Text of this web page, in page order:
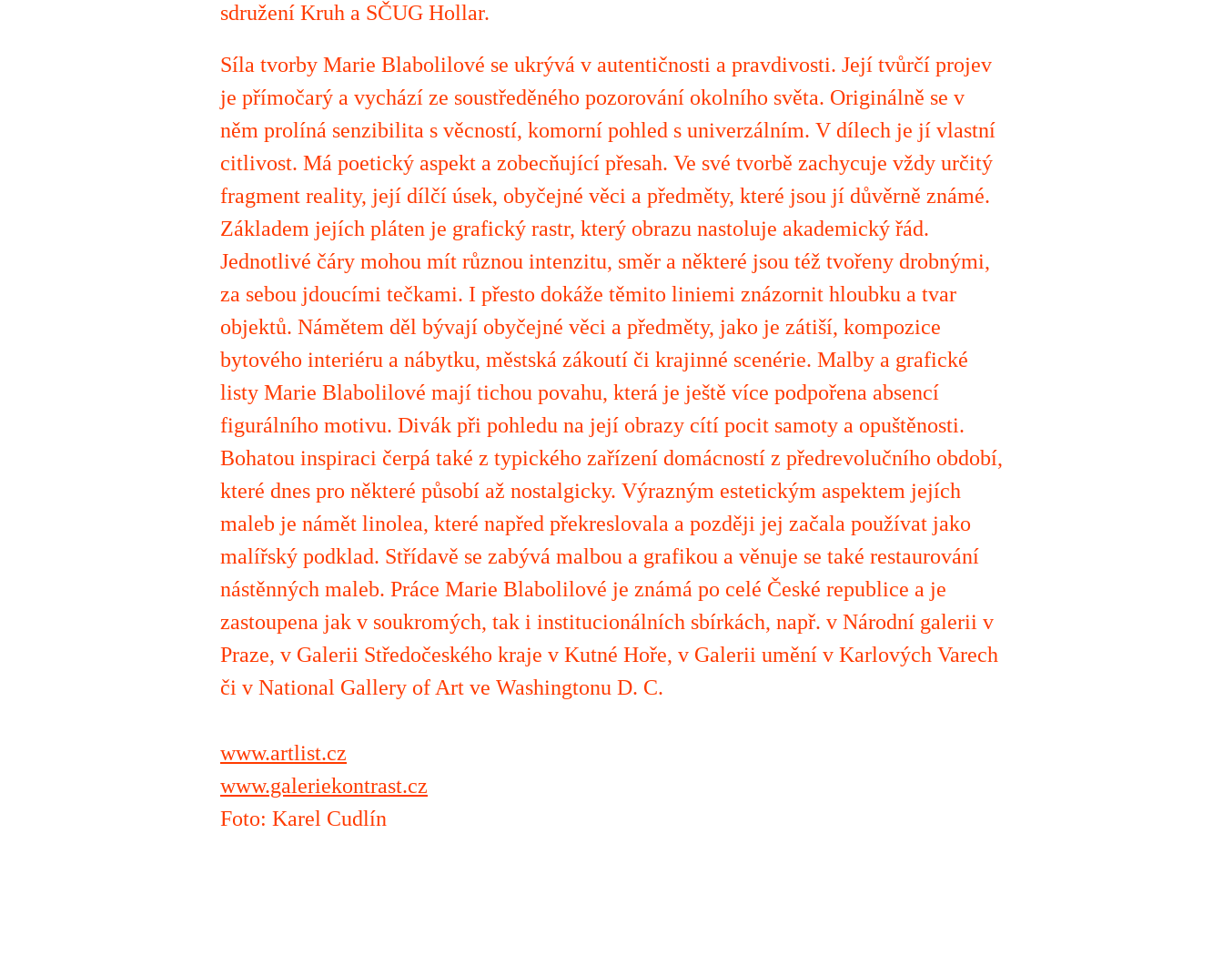
sdružení Kruh a SČUG Hollar.
Síla tvorby Marie Blabolilové se ukrývá v autentičnosti a pravdivosti. Její tvůrčí projev
je přímočarý a vychází ze soustředěného pozorování okolního světa. Originálně se v
něm prolíná senzibilita s věcností, komorní pohled s univerzálním. V dílech je jí vlastní
citlivost. Má poetický aspekt a zobecňující přesah. Ve své tvorbě zachycuje vždy určitý
fragment reality, její dílčí úsek, obyčejné věci a předměty, které jsou jí důvěrně známé.
Základem jejích pláten je grafický rastr, který obrazu nastoluje akademický řád.
Jednotlivé čáry mohou mít různou intenzitu, směr a některé jsou též tvořeny drobnými,
za sebou jdoucími tečkami. I přesto dokáže těmito liniemi znázornit hloubku a tvar
objektů. Námětem děl bývají obyčejné věci a předměty, jako je zátiší, kompozice
bytového interiéru a nábytku, městská zákoutí či krajinné scenérie. Malby a grafické
listy Marie Blabolilové mají tichou povahu, která je ještě více podpořena absencí
figurálního motivu. Divák při pohledu na její obrazy cítí pocit samoty a opuštěnosti.
Bohatou inspiraci čerpá také z typického zařízení domácností z předrevolučního období,
které dnes pro některé působí až nostalgicky. Výrazným estetickým aspektem jejích
maleb je námět linolea, které napřed překreslovala a později jej začala používat jako
malířský podklad. Střídavě se zabývá malbou a grafikou a věnuje se také restaurování
nástěnných maleb. Práce Marie Blabolilové je známá po celé České republice a je
zastoupena jak v soukromých, tak i institucionálních sbírkách, např. v Národní galerii v
Praze, v Galerii Středočeského kraje v Kutné Hoře, v Galerii umění v Karlových Varech
či v National Gallery of Art ve Washingtonu D. C.
www.artlist.cz
www.galeriekontrast.cz
Foto: Karel Cudlín